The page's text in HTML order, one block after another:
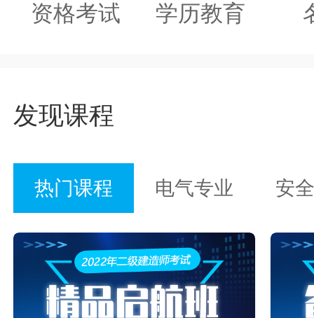
资格考试 学历教育
发现课程
热门课程 电气专业 安